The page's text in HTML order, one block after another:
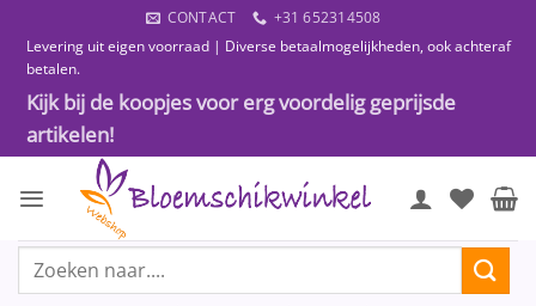
naar
inhoud
CONTACT
+31 652314508
Levering uit eigen voorraad | Diverse betaalmogelijkheden, ook achteraf
betalen.
Kijk bij de koopjes voor erg voordelig geprijsde
artikelen!
Zoeken